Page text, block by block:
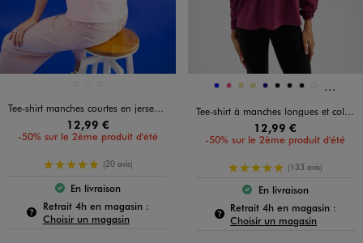
Tee-shirt manches courtes en jersey imprimé devant et dos femme
12,99 €
-50% sur le 2ème produit d'été
5/5 de moyenne
(20 avis)
Le produit est disponible :
En livraison
Retrait 4h en magasin :Pour connaître la disponibilité de ce produit :
Choisir un magasin
Disponible en 12 coloris
BLEUFUCHSIA
KAKI KAKI MARINENOIRNOIRNOIR
Tee-shirt à manches longues et col V en maille texturée femme
12,99 €
-50% sur le 2ème produit d'été
5/5 de moyenne
(133 avis)
Le produit est
En livraison
Retrait 4h en magasin :
Choisir un magasin